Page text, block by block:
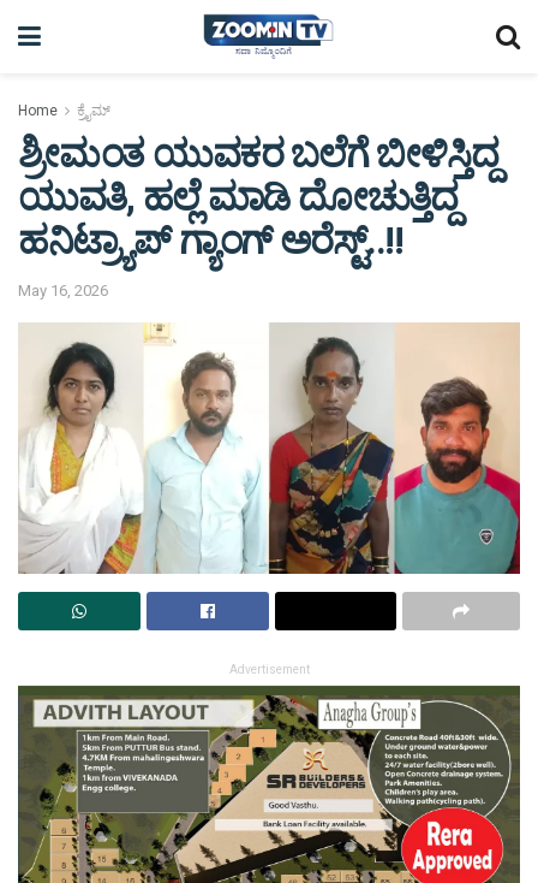
Home ಕ್ರೈಮ್
ಶ್ರೀಮಂತ ಯುವಕರ ಬಲೆಗೆ ಬೀಳಿಸ್ತಿದ್ದ
ಯುವತಿ, ಹಲ್ಲೆ ಮಾಡಿ ದೋಚುತ್ತಿದ್ದ
ಹನಿಟ್ರ್ಯಾಪ್ ಗ್ಯಾಂಗ್ ಅರೆಸ್ಟ್..!!
May 16, 2026
Advertisement